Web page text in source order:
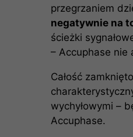
przegrzaniem
negatywnie na
ścieżki
– Accuphase nie
Całość
wychyłowymi –
Accuphase.